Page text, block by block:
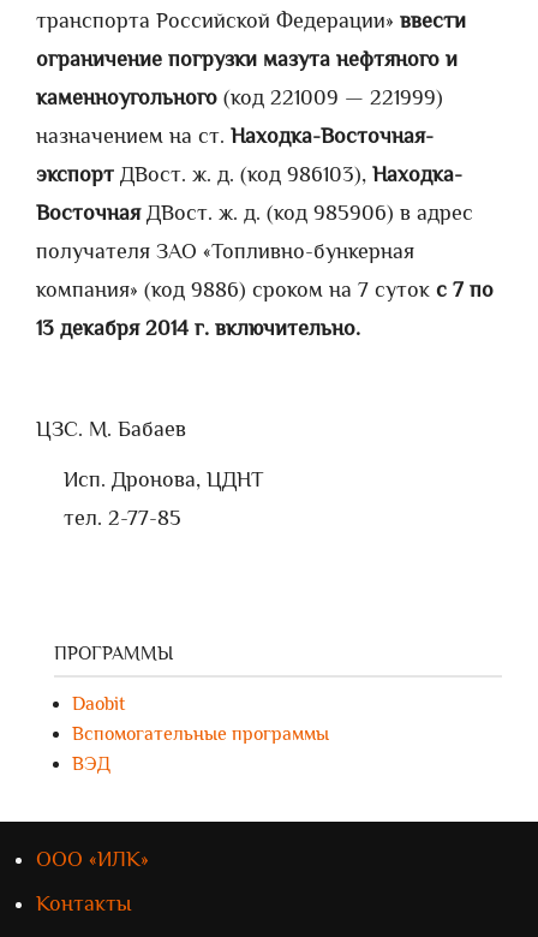
транспорта Российской Федерации» ввести
ограничение погрузки мазута нефтяного и
каменноугольного (код 221009 — 221999)
назначением на ст. Находка-Восточная-
экспорт ДВост. ж. д. (код 986103), Находка-
ВосточнаяДВост. ж. д. (код 985906) в адрес
получателя ЗАО «Топливно-бункерная
компания» (код 9886) сроком на 7 суток с 7 по
13 декабря 2014 г. включительно.
ЦЗС. М. Бабаев
Исп. Дронова, ЦДНТ
тел. 2-77-85
ПРОГРАММЫ
Daobit
Вспомогательные программы
ВЭД
ООО «ИЛК»
Контакты